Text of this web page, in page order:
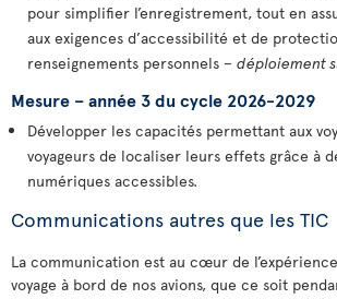
pour simplifier l’enregistrement, tout en
aux exigences d’accessibilité et de
renseignements personnels – déploiement
Mesure – année 3 du cycle 2026-2029
Développer les capacités permettant aux
voyageurs de localiser leurs effets grâce à
numériques accessibles.
Communications autres que les TIC
La communication est au cœur de
voyage à bord de nos avions, que ce soit